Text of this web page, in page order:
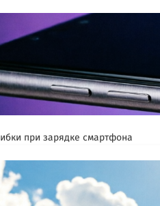
при зарядке смартфона